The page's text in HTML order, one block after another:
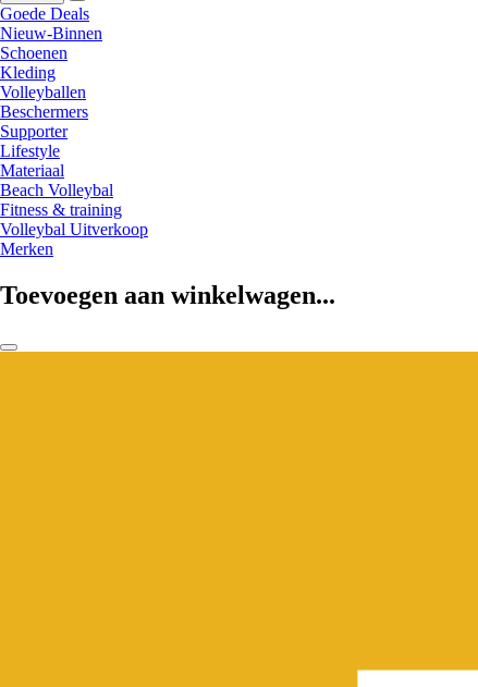
Goede Deals
Nieuw-Binnen
Schoenen
Kleding
Volleyballen
Beschermers
Supporter
Lifestyle
Materiaal
Beach Volleybal
Fitness & training
Volleybal Uitverkoop
Merken
Toevoegen aan winkelwagen...